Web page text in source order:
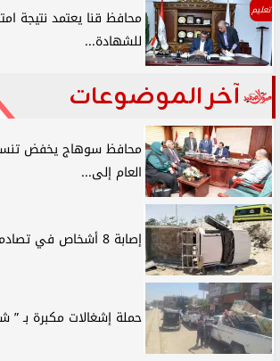
تعليم
محافظ قنا يعتمد نتيجة
للشهادة...
آخر الموضوعات
محافظ سوهاج يخفض
العام إلى...
إصابة 8 أشخاص في تصادم سيارة ربع...
حملة إشغالات مكبرة بـ ”